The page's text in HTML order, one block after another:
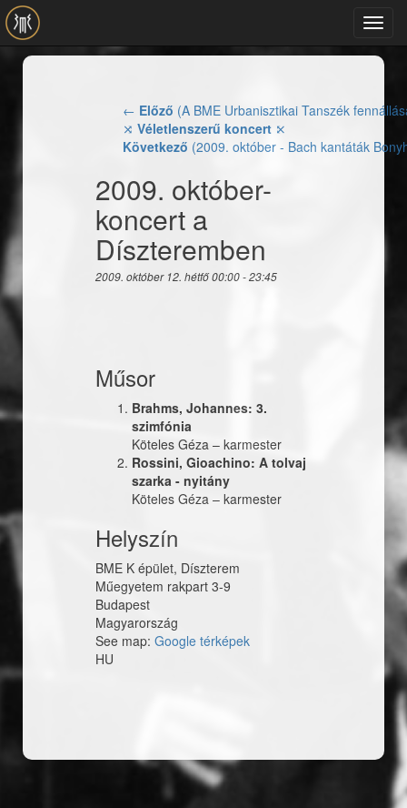
Ugrás a tartalomra
← Előző (A BME Urbanisztikai Tanszék
⤨ Véletlenszerű koncert ⤪
Következő (2009. október - Bach kantáták
2009. október-
koncert a
Díszteremben
2009. október 12. hétfő00:00-23:45
Műsor
Brahms, Johannes: 3.
szimfónia
Köteles Géza – karmester
Rossini, Gioachino: A tolvaj
szarka - nyitány
Köteles Géza – karmester
Helyszín
BME K épület, Díszterem
Műegyetem rakpart 3-9
Budapest
Magyarország
See map: Google térképek
HU